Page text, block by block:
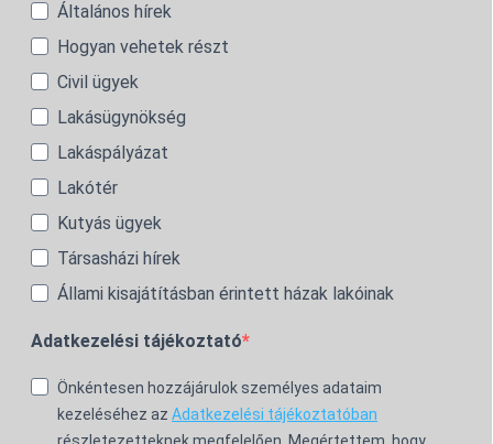
Általános hírek
Hogyan vehetek részt
Civil ügyek
Lakásügynökség
Lakáspályázat
Lakótér
Kutyás ügyek
Társasházi hírek
Állami kisajátításban érintett házak lakóinak
Adatkezelési tájékoztató
Önkéntesen hozzájárulok személyes adataim
kezeléséhez az Adatkezelési tájékoztatóban